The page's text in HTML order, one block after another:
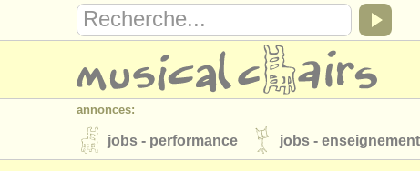
annonces:
jobs - performance jobs - enseignement